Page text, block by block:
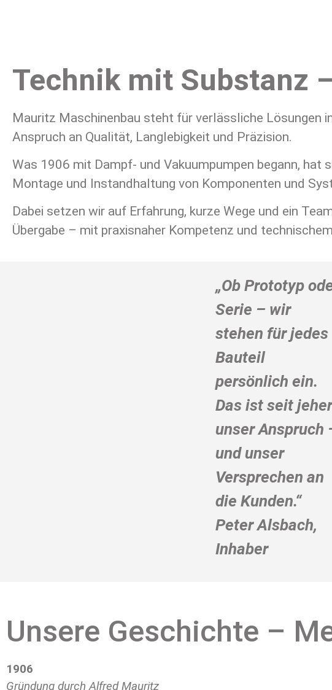
Technik mit Substanz
Mauritz Maschinenbau steht für verlässliche Lösungen
Anspruch an Qualität, Langlebigkeit und Präzision.
Was 1906 mit Dampf- und Vakuumpumpen begann,
Montage und Instandhaltung von Komponenten und
Dabei setzen wir auf Erfahrung, kurze Wege und ein
Übergabe – mit praxisnaher Kompetenz und
„Ob Prototyp
Serie – wir
stehen für jedes
Bauteil
persönlich ein.
Das ist seit jeher
unser Anspruch
und unser
Versprechen an
die Kunden.“
Peter Alsbach,
Inhaber
Unsere Geschichte –
1906
Gründung durch Alfred Mauritz